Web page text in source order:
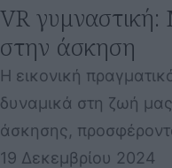
VR
στην άσκηση
Η εικονική
δυναμικά στη ζωή
άσκησης,
19 Δεκεμβρίου 2024